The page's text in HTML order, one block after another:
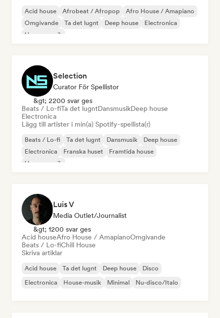
Acid house Afrobeat / Afropop
Afro House / Amapiano
Omgivande
Ta det lugnt Deep house
Electronica
House-musik
Selection
Curator För Spellistor
&gt; 2200 svar ges
Beats / Lo-fiTa det lugntDansmusikDeep house
Electronica
Lägg till artister i min(a) Spotify-spellista(r)
Beats / Lo-fi Ta det lugnt Dansmusik
Deep house
Electronica
Franska huset
Framtida house
House-musik
Luis V
Media Outlet/Journalist
&gt; 1200 svar ges
Acid houseAfro House / AmapianoOmgivande
Beats / Lo-fiChill House
Skriva artiklar
Acid house Ta det lugnt Deep house
Disco
Electronica
House-musik Minimal Nu-disco/Italo